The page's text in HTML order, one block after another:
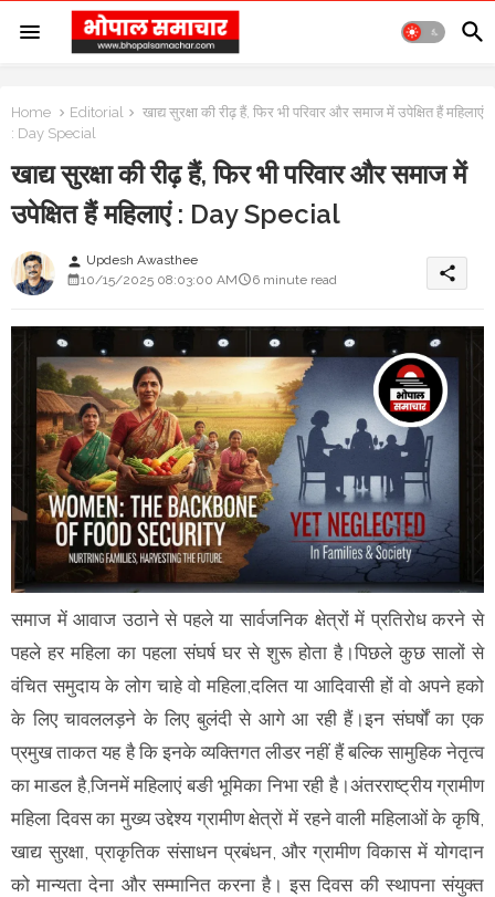
Home Editorial
खाद्य सुरक्षा की रीढ़ हैं, फिर भी परिवार और समाज में उपेक्षित हैं महिलाएं
: Day Special
खाद्य सुरक्षा की रीढ़ हैं, फिर भी परिवार और समाज में
उपेक्षित हैं महिलाएं : Day Special
person Updesh Awasthee
10/15/2025 08:03:00 AM
6 minute read share
समाज में आवाज उठाने से पहले या सार्वजनिक क्षेत्रों में प्रतिरोध करने से
पहले हर महिला का पहला संघर्ष घर से शुरू होता है।पिछले कुछ सालों से
वंचित समुदाय के लोग चाहे वो महिला,दलित या आदिवासी हों वो अपने हको
के लिए चावललड़ने के लिए बुलंदी से आगे आ रही हैं।इन संघर्षों का एक
प्रमुख ताकत यह है कि इनके व्यक्तिगत लीडर नहीं हैं बल्कि सामुहिक नेतृत्व
का माडल है,जिनमें महिलाएं बङी भूमिका निभा रही है।अंतरराष्ट्रीय ग्रामीण
महिला दिवस का मुख्य उद्देश्य ग्रामीण क्षेत्रों में रहने वाली महिलाओं के कृषि,
खाद्य सुरक्षा, प्राकृतिक संसाधन प्रबंधन, और ग्रामीण विकास में योगदान
को मान्यता देना और सम्मानित करना है। इस दिवस की स्थापना संयुक्त